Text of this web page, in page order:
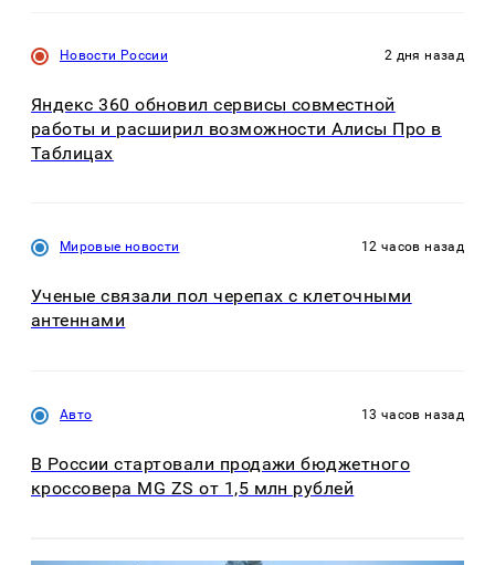
Новости России 2 дня назад
Яндекс 360 обновил сервисы совместной
работы и расширил возможности Алисы Про в
Таблицах
Мировые новости 12 часов назад
Ученые связали пол черепах с клеточными
антеннами
Авто 13 часов назад
В России стартовали продажи бюджетного
кроссовера MG ZS от 1,5 млн рублей